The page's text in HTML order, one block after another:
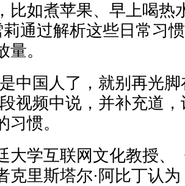
比如煮苹果、早上喝热
通过解析这些日常习
。
中国人了，就别再光
视频中说，并补充道
习惯。
大学互联网文化教授、
克里斯塔尔·阿比丁认